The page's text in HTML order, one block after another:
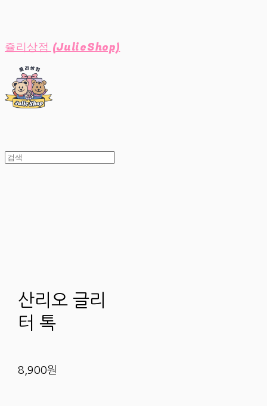
쥴리상점 (JulieShop)
산리오 글리
터 톡
8,900원